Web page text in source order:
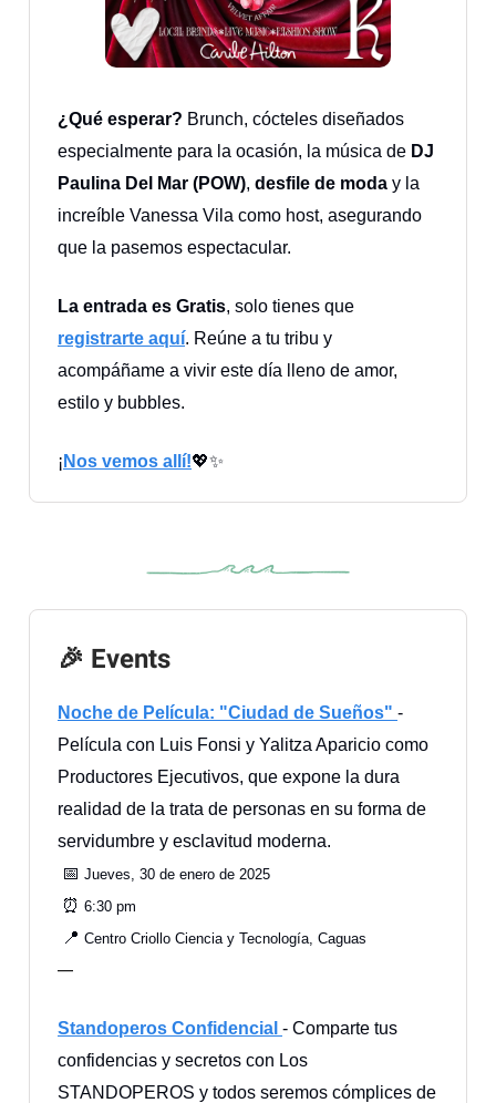
¿Qué esperar? Brunch, cócteles diseñados
especialmente para la ocasión, la música de DJ
Paulina Del Mar (POW), desfile de moda y la
increíble Vanessa Vila como host, asegurando
que la pasemos espectacular.
La entrada es Gratis, solo tienes que
registrarte aquí. Reúne a tu tribu y
acompáñame a vivir este día lleno de amor,
estilo y bubbles.
¡ Nos vemos allí!💖✨
🎉 Events
Noche de Película: "Ciudad de Sueños" -
Película con Luis Fonsi y Yalitza Aparicio como
Productores Ejecutivos, que expone la dura
realidad de la trata de personas en su forma de
servidumbre y esclavitud moderna.
📅 Jueves, 30 de enero de 2025
⏰ 6:30 pm
📍 Centro Criollo Ciencia y Tecnología, Caguas
—
Standoperos Confidencial - Comparte tus
confidencias y secretos con Los
STANDOPEROS y todos seremos cómplices de